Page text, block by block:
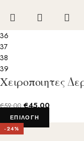
36
37
38
39
Χειροποιητες
€59.00 €45.00
ΕΠΙΛΟΓΉ
-24%